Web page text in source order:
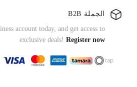
الجملة B2B
account today, and get access to
exclusive deals! Register now